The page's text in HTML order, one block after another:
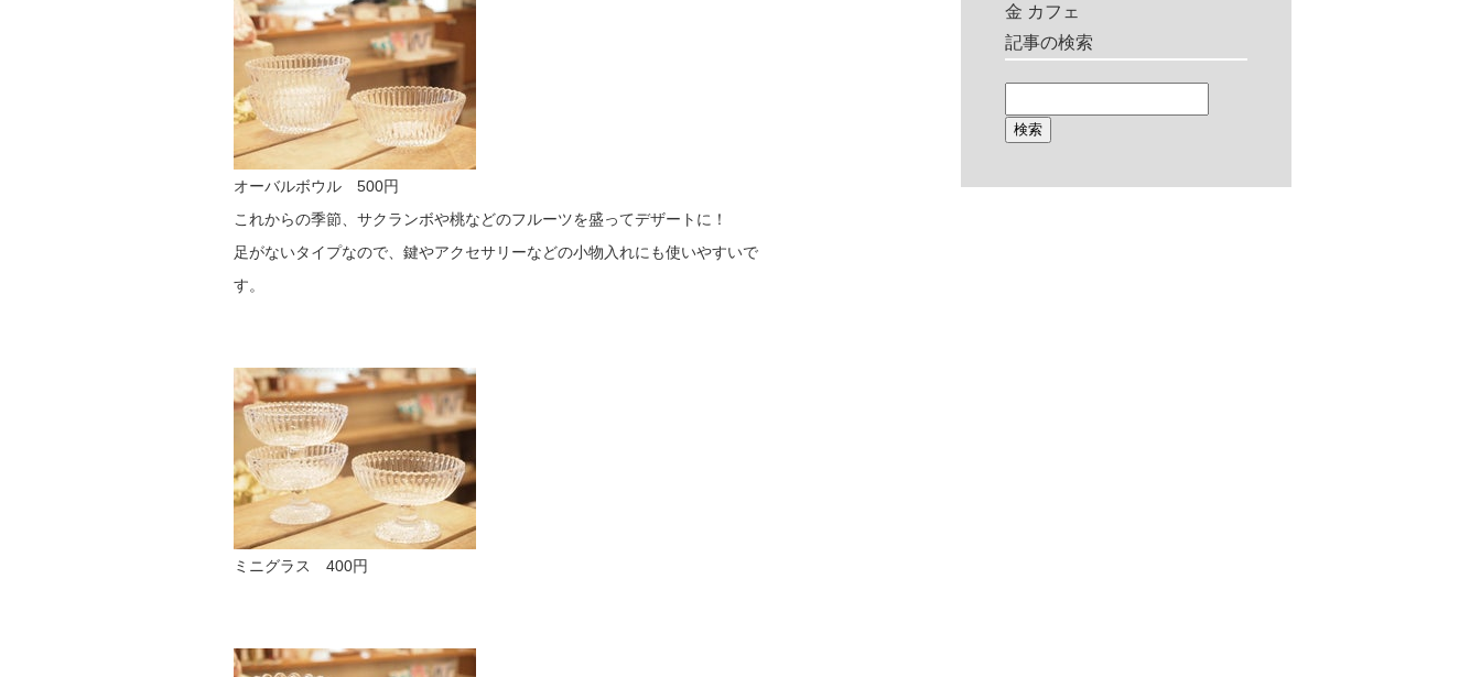
オーバルボウル 500円
これからの季節、サクランボや桃などのフルーツを盛ってデザートに！
足がないタイプなので、鍵やアクセサリーなどの小物入れにも使いやすいで
す。
ミニグラス 400円
金 カフェ
記事の検索